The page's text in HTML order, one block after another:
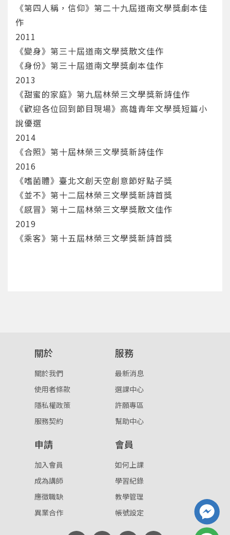
登入
忘記密碼 註冊
入。
重設密碼
點擊下方「確定」將前一位使用者強制登出。
取消
《第四人稱，信仰》第二十九屆道南文學獎劇本佳
作
2011
《變身》第三十屆道南文學獎散文佳作
《身份》第三十屆道南文學獎劇本佳作
2013
《甜蜜的家庭》第九屆林榮三文學獎新詩佳作
《歡迎各位回到節目現場》高雄青年文學獎短篇小
說優選
2014
《合照》第十屆林榮三文學獎新詩佳作
2016
《嗜菌體》臺北文創天空創意節好點子獎
《並不》第十二屆林榮三文學獎新詩首獎
《感冒》第十二屆林榮三文學獎散文佳作
2019
《乘客》第十五屆林榮三文學獎新詩首獎
關於
關於我們
使用者條款
隱私權政策
服務契約
服務
最新消息
選課中心
許願專區
幫助中心
申請
加入會員
成為講師
應徵職缺
異業合作
會員
如何上課
學習紀錄
教學管理
帳號設定